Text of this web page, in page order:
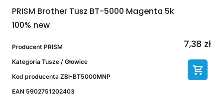
PRISM Brother Tusz BT-5000 Magenta 5k
100% new
Producent PRISM
Kategoria Tusze / Głowice
Kod producenta ZBI-BT5000MNP
EAN 5902751202403
7,38 zł